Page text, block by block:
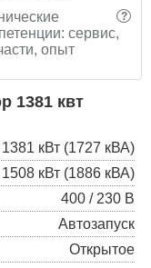
?
сервис,
опыт
1381 квт
1381 кВт (1727 кВА)
1508 кВт (1886 кВА)
400 / 230 В
Автозапуск
Открытое